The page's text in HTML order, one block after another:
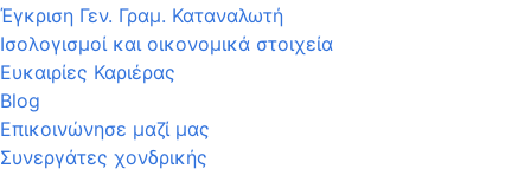
Έγκριση Γεν. Γραμ. Καταναλωτή
Ισολογισμοί και οικονομικά στοιχεία
Ευκαιρίες Καριέρας
Blog
Επικοινώνησε μαζί μας
Συνεργάτες χονδρικής